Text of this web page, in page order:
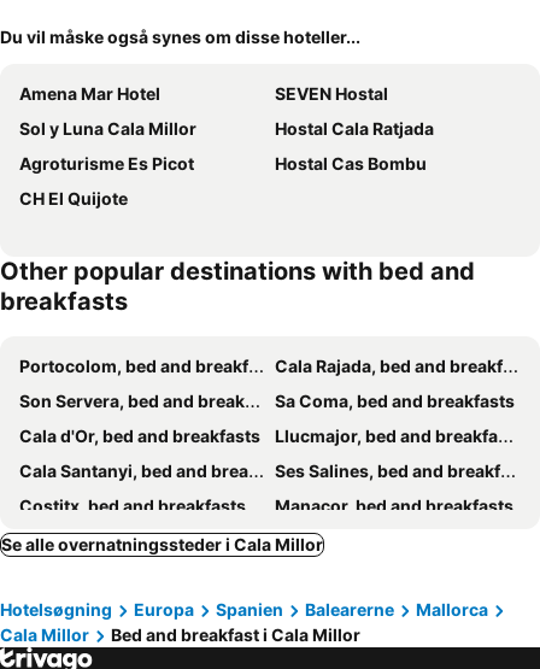
Du vil måske også synes om disse hoteller...
Amena Mar Hotel
SEVEN Hostal
Sol y Luna Cala Millor
Hostal Cala Ratjada
Agroturisme Es Picot
Hostal Cas Bombu
CH El Quijote
Other popular destinations with bed and
breakfasts
Portocolom, bed and breakfasts
Cala Rajada, bed and breakfasts
Son Servera, bed and breakfasts
Sa Coma, bed and breakfasts
Cala d'Or, bed and breakfasts
Llucmajor, bed and breakfasts
Cala Santanyi, bed and breakfasts
Ses Salines, bed and breakfasts
Costitx, bed and breakfasts
Manacor, bed and breakfasts
Cala Murada, bed and breakfasts
Porreres, bed and breakfasts
Llubí, bed and breakfasts
Santanyí, bed and breakfasts
Campanet, bed and breakfasts
Felanitx, bed and breakfasts
Se alle overnatningssteder i Cala Millor
Hotelsøgning Europa Spanien Balearerne
Mallorca
Cala Millor
Bed and breakfast i Cala Millor